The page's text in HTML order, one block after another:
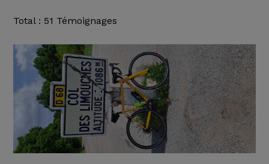
Total : 51 Témoignages